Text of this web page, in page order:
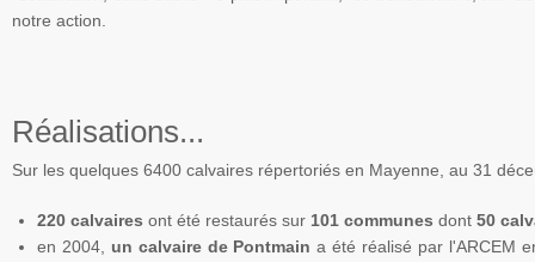
notre action.
Réalisations...
Sur les quelques 6400 calvaires répertoriés en Mayenne , au 31
220 calvaires ont été restaurés sur 101 communes dont 50
en 2004, un calvaire de Pontmain a été réalisé par l'ARCEM